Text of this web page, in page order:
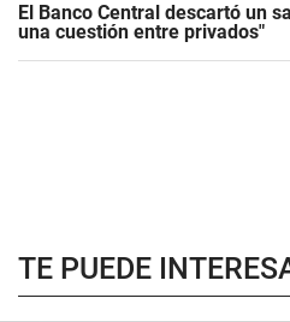
El Banco Central descartó un
una cuestión entre privados"
TE PUEDE